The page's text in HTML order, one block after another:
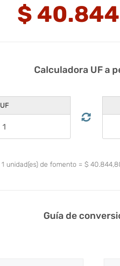
$
Calculadora UF a
UF
1 unidad(es) de fomento = $
Guía de